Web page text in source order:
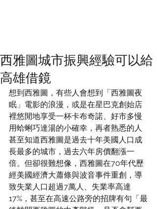
西雅圖城市振興經驗可以給
高雄借鏡
想到西雅圖，有些人會想到「西雅圖夜
眠」電影的浪漫，或是在星巴克創始店
裡悠閒地享受一杯卡布奇諾、好市多慢
用蛤蜊巧達湯的小確幸，再者熟悉的人
甚至知道西雅圖是過去十年美國人口成
長最多的城市，過去六年房價翻漲一
倍。但卻很難想像，西雅圖在70年代歷
經美國經濟大蕭條與波音事件重創，導
致失業人口超過7萬人、失業率高達
17%，甚至在高速公路旁的招牌有句「最